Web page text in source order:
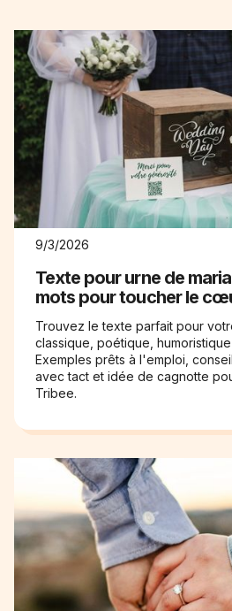
9/3/2026
Texte pour urne de
mots pour toucher le
Trouvez le texte parfait pour
classique, poétique, humoristique
Exemples prêts à l'emploi,
avec tact et idée de cagnotte
Tribee.